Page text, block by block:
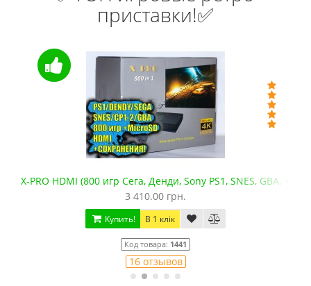
приставки!✅
X-PRO HDMI (800 игр Сега, Денди, Sony PS1, SNES, GBA.
3 410.00 грн.
Купить! В 1 клік
Код товара: 1441
16 отзывов